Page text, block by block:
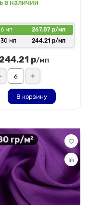
в наличии
мп
267.87 р/мп
30 мп
244.21 р/мп
р/мп
В корзину
гр/м²